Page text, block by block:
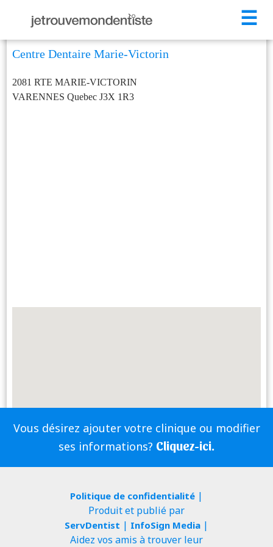
☰
Centre Dentaire Marie-Victorin
2081 RTE MARIE-VICTORIN
VARENNES Quebec J3X 1R3
Vous désirez ajouter votre clinique ou modifier
ses informations? Cliquez-ici.
Politique de confidentialité|
Produit et publié par
ServDentist | InfoSign Media|
Aidez vos amis à trouver leur